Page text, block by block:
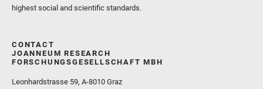
highest social and scientific standards.
CONTACT
JOANNEUM RESEARCH
FORSCHUNGSGESELLSCHAFT MBH
Leonhardstrasse 59, A-8010 Graz